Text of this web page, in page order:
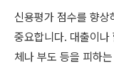
신용평가 점수를 향상
중요합니다. 대출이나
체나 부도 등을 피하